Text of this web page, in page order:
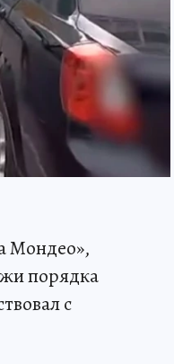
Мондео»,
порядка
с